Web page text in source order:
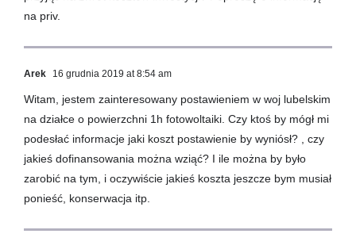
na priv.
Arek 16 grudnia 2019 at 8:54 am
Witam, jestem zainteresowany postawieniem w woj lubelskim
na działce o powierzchni 1h fotowoltaiki. Czy ktoś by mógł mi
podesłać informacje jaki koszt postawienie by wyniósł? , czy
jakieś dofinansowania można wziąć? I ile można by było
zarobić na tym, i oczywiście jakieś koszta jeszcze bym musiał
ponieść, konserwacja itp.